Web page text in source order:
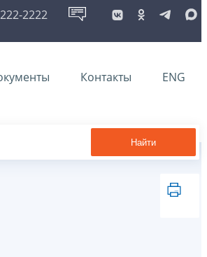
2222
Контакты ENG
Найти